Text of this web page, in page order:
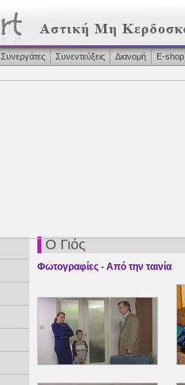
Συνεργάτες Συνεντεύξεις Διανομή Ε-shop
Ο Γιός
Φωτογραφίες - Από την ταινία